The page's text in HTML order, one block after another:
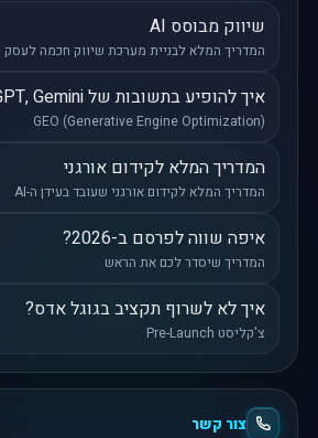
שיווק מבוסס AI
המדריך המלא לבניית מערכת שיווק חכמה לעסק
איך להופיע בתשובות של ChatGPT, Gemini?
GEO (Generative Engine Optimization)
המדריך המלא לקידום אורגני
המדריך המלא לקידום אורגני שעובד בעידן ה-AI
איפה שווה לפרסם ב-2026?
המדריך שיסדר לכם את הראש
איך לא לשרוף תקציב בגוגל אדס?
צ'קליסט Pre-Launch
צור קשר